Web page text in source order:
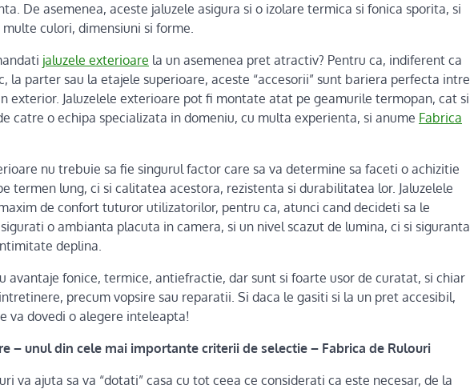
De asemenea, aceste jaluzele asigura si o izolare termica si fonica sporita, si
culori, dimensiuni si forme.
jaluzele exterioare la un asemenea pret atractiv? Pentru ca, indiferent ca
la parter sau la etajele superioare, aceste “accesorii” sunt bariera perfecta intre
exterior. Jaluzelele exterioare pot fi montate atat pe geamurile termopan, cat si
catre o echipa specializata in domeniu, cu multa experienta, si anume Fabrica
nu trebuie sa fie singurul factor care sa va determine sa faceti o achizitie
termen lung, ci si calitatea acestora, rezistenta si durabilitatea lor. Jaluzelele
de confort tuturor utilizatorilor, pentru ca, atunci cand decideti sa le
o ambianta placuta in camera, si un nivel scazut de lumina, ci si siguranta
deplina.
avantaje fonice, termice, antiefractie, dar sunt si foarte usor de curatat, si chiar
precum vopsire sau reparatii. Si daca le gasiti si la un pret accesibil,
va dovedi o alegere inteleapta!
– unul din cele mai importante criterii de selectie – Fabrica de Rulouri
va ajuta sa va “dotati” casa cu tot ceea ce considerati ca este necesar, de la